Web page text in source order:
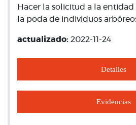
Hacer la solicitud a la
la poda de individuos
actualizado: 2022-11-24
Detalles
Evidencias